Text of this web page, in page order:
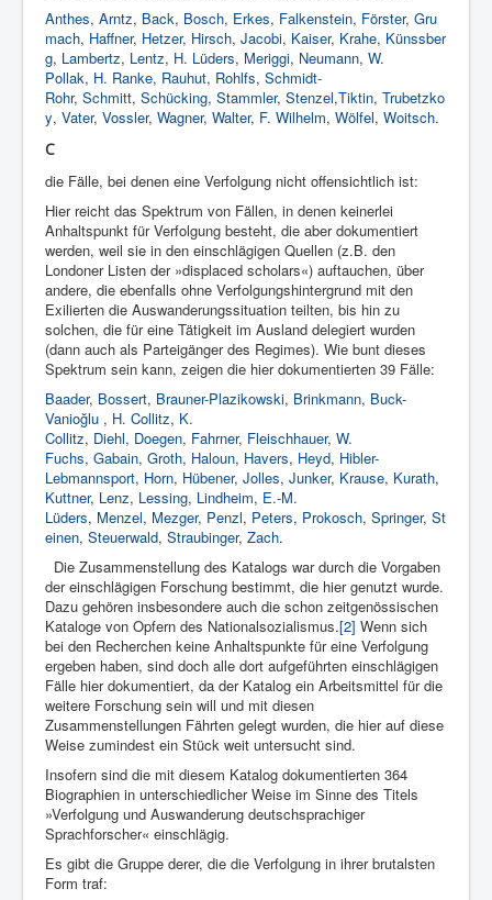
Anthes, Arntz, Back, Bosch, Erkes, Falkenstein, Förster, Gru
mach, Haffner, Hetzer, Hirsch, Jacobi, Kaiser, Krahe, Künssber
g, Lambertz, Lentz, H. Lüders, Meriggi, Neumann, W.
Pollak, H. Ranke, Rauhut, Rohlfs, Schmidt-
Rohr, Schmitt, Schücking, Stammler, Stenzel,Tiktin, Trubetzko
y, Vater, Vossler, Wagner, Walter, F. Wilhelm, Wölfel, Woitsch.
C
die Fälle, bei denen eine Verfolgung nicht offensichtlich ist:
Hier reicht das Spektrum von Fällen, in denen keinerlei
Anhaltspunkt für Verfolgung besteht, die aber dokumentiert
werden, weil sie in den einschlägigen Quellen (z.B. den
Londoner Listen der »displaced scholars«) auftauchen, über
andere, die ebenfalls ohne Verfolgungshintergrund mit den
Exilierten die Auswanderungssituation teilten, bis hin zu
solchen, die für eine Tätigkeit im Ausland delegiert wurden
(dann auch als Parteigänger des Regimes). Wie bunt dieses
Spektrum sein kann, zeigen die hier dokumentierten 39 Fälle:
Baader, Bossert, Brauner-Plazikowski, Brinkmann, Buck-
Vanioğlu , H. Collitz, K.
Collitz, Diehl, Doegen, Fahrner, Fleischhauer, W.
Fuchs, Gabain, Groth, Haloun, Havers, Heyd, Hibler-
Lebmannsport, Horn, Hübener, Jolles, Junker, Krause, Kurath,
Kuttner, Lenz, Lessing, Lindheim, E.-M.
Lüders, Menzel, Mezger, Penzl, Peters, Prokosch, Springer, St
einen, Steuerwald, Straubinger, Zach.
Die Zusammenstellung des Katalogs war durch die Vorgaben
der einschlägigen Forschung bestimmt, die hier genutzt wurde.
Dazu gehören insbesondere auch die schon zeitgenössischen
Kataloge von Opfern des Nationalsozialismus.[2] Wenn sich
bei den Recherchen keine Anhaltspunkte für eine Verfolgung
ergeben haben, sind doch alle dort aufgeführten einschlägigen
Fälle hier dokumentiert, da der Katalog ein Arbeitsmittel für die
weitere Forschung sein will und mit diesen
Zusammenstellungen Fährten gelegt wurden, die hier auf diese
Weise zumindest ein Stück weit untersucht sind.
Insofern sind die mit diesem Katalog dokumentierten 364
Biographien in unterschiedlicher Weise im Sinne des Titels
»Verfolgung und Auswanderung deutschsprachiger
Sprachforscher« einschlägig.
Es gibt die Gruppe derer, die die Verfolgung in ihrer brutalsten
Form traf: